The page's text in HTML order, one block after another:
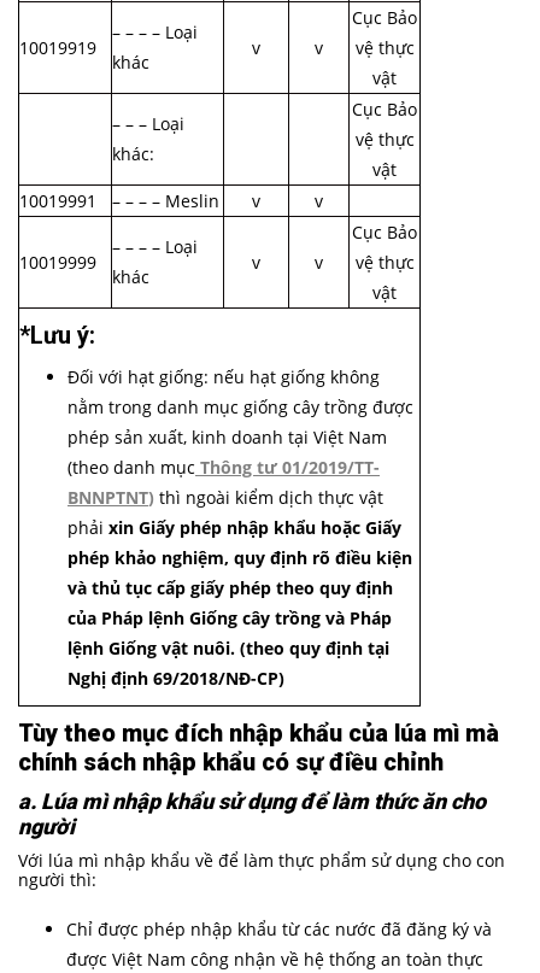
10019919
– – – – Loại
khác
v v
Cục Bảo
vệ thực
vật
– – – Loại
khác:
Cục Bảo
vệ thực
vật
10019991
– – – – Meslin v v
10019999
– – – – Loại
khác
v v
Cục Bảo
vệ thực
vật
*Lưu ý:
Đối với hạt giống: nếu hạt giống không
nằm trong danh mục giống cây trồng được
phép sản xuất, kinh doanh tại Việt Nam
(theo danh mục Thông tư 01/2019/TT-
BNNPTNT) thì ngoài kiểm dịch thực vật
phải xin Giấy phép nhập khẩu hoặc Giấy
phép khảo nghiệm, quy định rõ điều kiện
và thủ tục cấp giấy phép theo quy định
của Pháp lệnh Giống cây trồng và Pháp
lệnh Giống vật nuôi. (theo quy định tại
Nghị định 69/2018/NĐ-CP)
Tùy theo mục đích nhập khẩu của lúa mì mà
chính sách nhập khẩu có sự điều chỉnh
a. Lúa mì nhập khẩu sử dụng để làm thức ăn cho
người
Với lúa mì nhập khẩu về để làm thực phẩm sử dụng cho con
người thì:
Chỉ được phép nhập khẩu từ các nước đã đăng ký và
được Việt Nam công nhận về hệ thống an toàn thực